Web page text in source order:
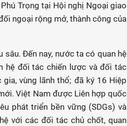
Trọng tại Hội nghị Ngoại giao
ngoại rộng mở, thành công của
Đến nay, nước ta có quan hệ
hệ đối tác chiến lược và đối tác
vùng lãnh thổ; đã ký 16 Hiệp
Việt Nam được Liên hợp quốc
phát triển bền vững (SDGs) và
với các đối tác chủ chốt, quan